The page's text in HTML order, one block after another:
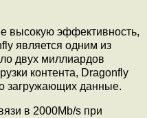
высокую эффективность,
является одним из
двух миллиардов
контента, Dragonfly
загружающих данные.
в 2000Mb/s при